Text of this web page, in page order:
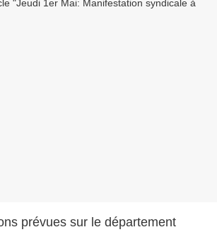
prévues sur le département